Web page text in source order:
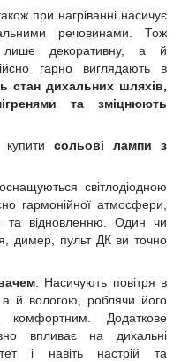
при нагріванні насичує
речовинами. Тож
декоративну, а й
гарно виглядають в
стан дихальних шляхів,
та зміцнюють
сольові лампи
з
світлодіодною
гармонійної атмосфери,
та відновленню. Один чи
димер, пульт ДК ви точно
. Насичують повітря в
а й вологою, роблячи його
Додаткове
впливає на дихальні
і навіть настрій та